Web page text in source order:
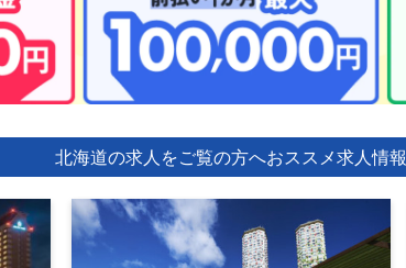
北海道の求人をご覧の方へおススメ求人情報